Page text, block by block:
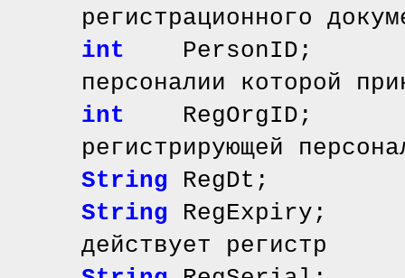
регистрационного
int PersonID; //
персоналии которой
int RegOrgID;
регистрирующей
String RegDt; //
String RegExpiry;
действует регистр